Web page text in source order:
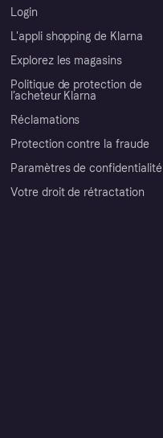
Login
L'appli shopping de Klarna
Explorez les magasins
Politique de protection de
l’acheteur Klarna
Réclamations
Protection contre la fraude
Paramètres de confidentialité
Votre droit de rétractation